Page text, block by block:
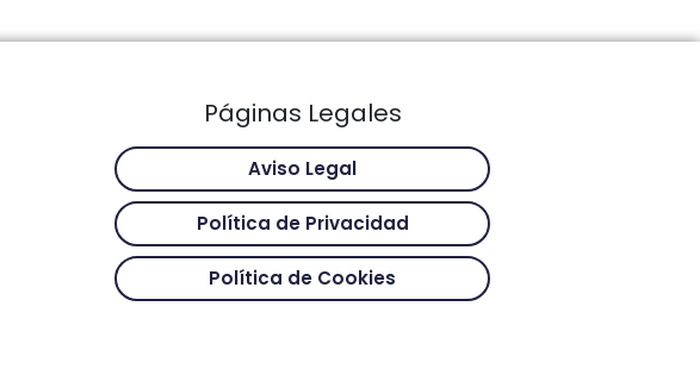
Páginas Legales
Aviso Legal
Política de Privacidad
Política de Cookies